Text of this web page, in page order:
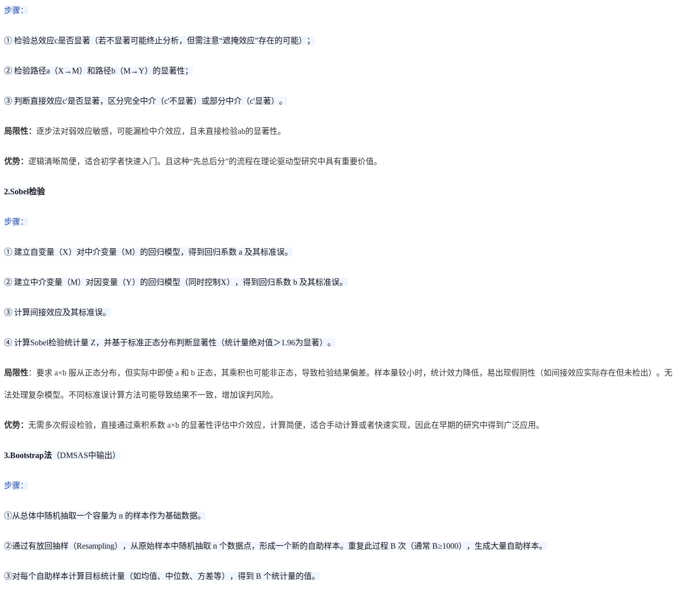
步骤：
① 检验总效应c是否显著（若不显著可能终止分析，但需注意“遮掩效应”存在的可能）；
② 检验路径a（X→M）和路径b（M→Y）的显著性；
③ 判断直接效应c'是否显著，区分完全中介（c'不显著）或部分中介（c'显著）。
局限性： 逐步法对弱效应敏感，可能漏检中介效应，且未直接检验ab的显著性。
优势： 逻辑清晰简便，适合初学者快速入门。且这种“先总后分”的流程在理论驱动型研究中具有重要价值。
2.Sobel检验
步骤：
① 建立自变量（X）对中介变量（M）的回归模型，得到回归系数 a 及其标准误。
② 建立中介变量（M）对因变量（Y）的回归模型（同时控制X），得到回归系数 b 及其标准误。
③ 计算间接效应及其标准误。
④ 计算Sobel检验统计量 Z，并基于标准正态分布判断显著性（统计量绝对值＞1.96为显著）。
局限性：要求 a×b 服从正态分布，但实际中即使 a 和 b 正态，其乘积也可能非正态，导致检验结果偏差。样本量较小时，统计效力降低，易出现假阴性（如间接效应实际存在但未检出）。无
法处理复杂模型。不同标准误计算方法可能导致结果不一致，增加误判风险。
优势： 无需多次假设检验，直接通过乘积系数 a×b 的显著性评估中介效应，计算简便，适合手动计算或者快速实现，因此在早期的研究中得到广泛应用。
3.Bootstrap法 （DMSAS中输出）
步骤：
①从总体中随机抽取一个容量为 n 的样本作为基础数据。
②通过有放回抽样（Resampling），从原始样本中随机抽取 n 个数据点，形成一个新的自助样本。重复此过程 B 次（通常 B≥1000），生成大量自助样本。
③对每个自助样本计算目标统计量（如均值、中位数、方差等），得到 B 个统计量的值。